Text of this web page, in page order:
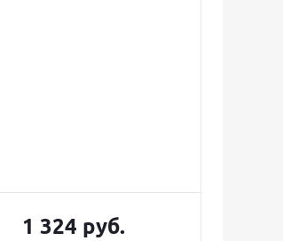
1 324 руб.